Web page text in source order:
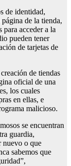
de identidad,
de la tienda,
para acceder a la
pueden tener
de tarjetas de
de tiendas
oficial de una
los cuales
en ellas, e
malicioso.
se encuentran
guardia,
nuevo o que
sabemos que